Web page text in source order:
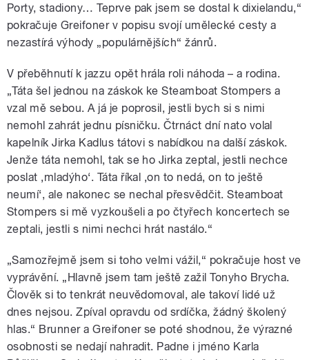
Porty, stadiony… Teprve pak jsem se dostal k dixielandu,“
pokračuje Greifoner v popisu svojí umělecké cesty a
nezastírá výhody „populárnějších“ žánrů.
V přeběhnutí k jazzu opět hrála roli náhoda – a rodina.
„Táta šel jednou na záskok ke Steamboat Stompers a
vzal mě sebou. A já je poprosil, jestli bych si s nimi
nemohl zahrát jednu písničku. Čtrnáct dní nato volal
kapelník Jirka Kadlus tátovi s nabídkou na další záskok.
Jenže táta nemohl, tak se ho Jirka zeptal, jestli nechce
poslat ‚mladýho‘. Táta říkal ‚on to nedá, on to ještě
neumí‘, ale nakonec se nechal přesvědčit. Steamboat
Stompers si mě vyzkoušeli a po čtyřech koncertech se
zeptali, jestli s nimi nechci hrát nastálo.“
„Samozřejmě jsem si toho velmi vážil,“ pokračuje host ve
vyprávění. „Hlavně jsem tam ještě zažil Tonyho Brycha.
Člověk si to tenkrát neuvědomoval, ale takoví lidé už
dnes nejsou. Zpíval opravdu od srdíčka, žádný školený
hlas.“ Brunner a Greifoner se poté shodnou, že výrazné
osobnosti se nedají nahradit. Padne i jméno Karla